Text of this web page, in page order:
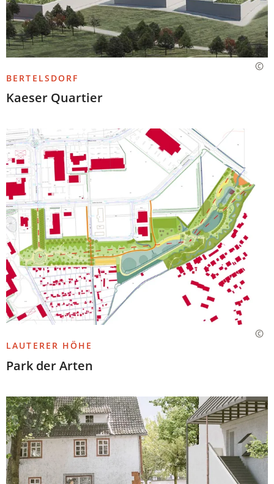
BERTELSDORF
Kaeser Quartier
LAUTERER HÖHE
Park der Arten